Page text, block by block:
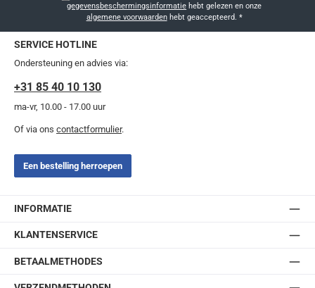
gegevensbeschermingsinformatie
algemene voorwaardenhebt geaccepteerd. *
SERVICE HOTLINE
Ondersteuning en advies via:
+31 85 40 10 130
ma-vr, 10.00 - 17.00 uur
Of via ons contactformulier.
Een bestelling herroepen
INFORMATIE
KLANTENSERVICE
BETAALMETHODES